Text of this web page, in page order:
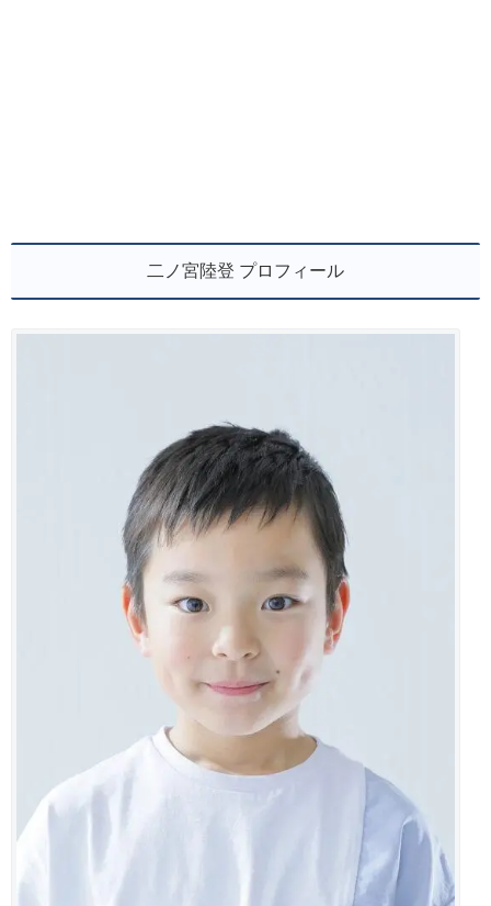
二ノ宮陸登 プロフィール